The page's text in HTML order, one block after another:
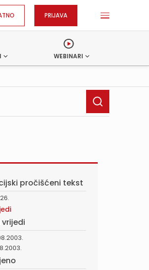
PRIJAVA
WEBINARI
pročišćeni tekst
vrijedi